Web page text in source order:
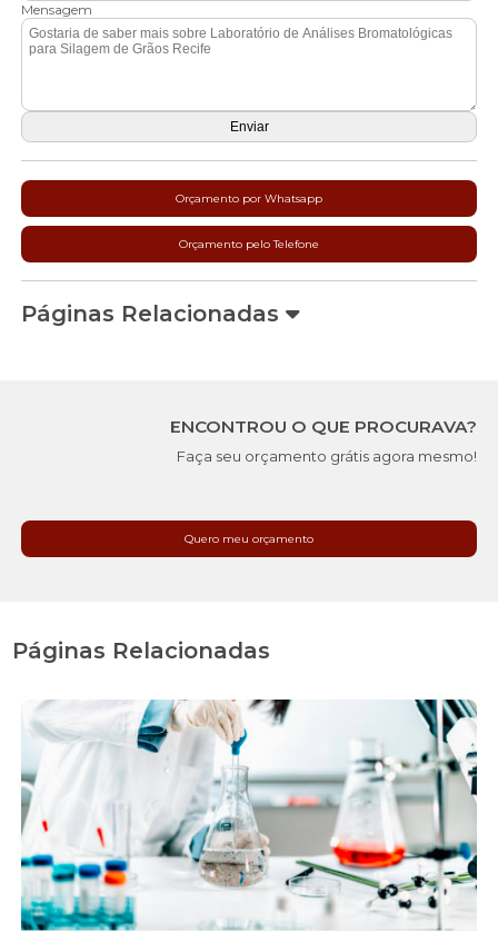
Mensagem
Orçamento por Whatsapp
Orçamento pelo Telefone
Páginas Relacionadas
ENCONTROU O QUE PROCURAVA?
Faça seu orçamento grátis agora mesmo!
Quero meu orçamento
Páginas Relacionadas